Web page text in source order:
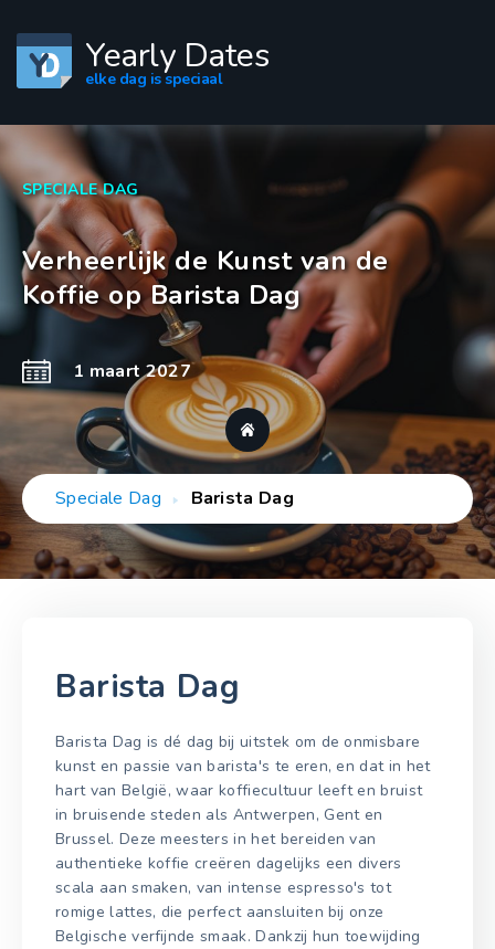
Yearly Dates
elke dag is speciaal
SPECIALE DAG
Verheerlijk de Kunst van de
Koffie op Barista Dag
1 maart 2027
Speciale Dag Barista Dag
Barista Dag
Barista Dag is dé dag bij uitstek om de onmisbare
kunst en passie van barista's te eren, en dat in het
hart van België, waar koffiecultuur leeft en bruist
in bruisende steden als Antwerpen, Gent en
Brussel. Deze meesters in het bereiden van
authentieke koffie creëren dagelijks een divers
scala aan smaken, van intense espresso's tot
romige lattes, die perfect aansluiten bij onze
Belgische verfijnde smaak. Dankzij hun toewijding